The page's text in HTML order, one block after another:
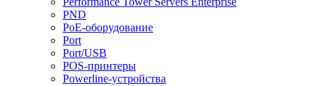
PND
PoE-оборудование
Port
Port/USB
POS-принтеры
Powerline-устройства